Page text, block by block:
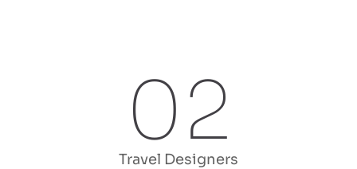
02
Travel Designers